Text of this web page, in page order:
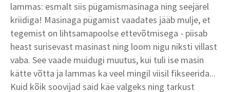
lammas: esmalt siis pügamismasinaga ning seejärel
kriidiga! Masinaga pügamist vaadates jääb mulje, et
tegemist on lihtsamapoolse ettevõtmisega - piisab
heast surisevast masinast ning loom nigu niksti villast
vaba. See vaade muidugi muutus, kui tuli ise masin
kätte võtta ja lammas ka veel mingil viisil fikseerida...
Kuid kõik soovijad said käe valgeks ning tarkust